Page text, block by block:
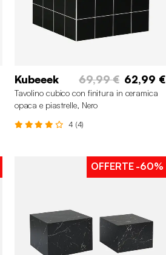
Kubeeek 69,99 € 62,99 €
Tavolino cubico con finitura in ceramica
opaca e piastrelle, Nero
4 (4)
OFFERTE-60%